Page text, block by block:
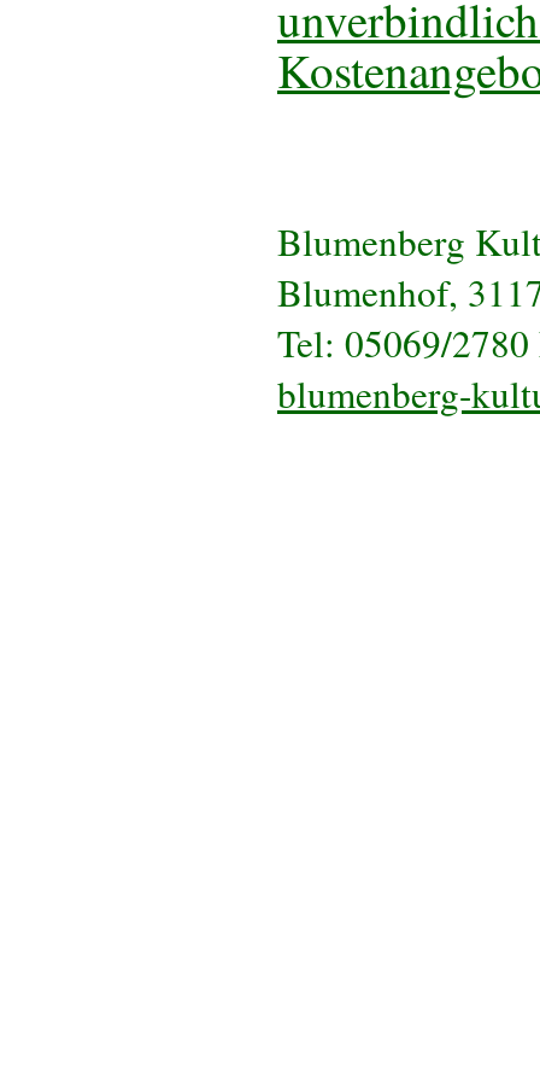
Blumenberg
Blumenhof,
Tel: 05069/
blumenberg-